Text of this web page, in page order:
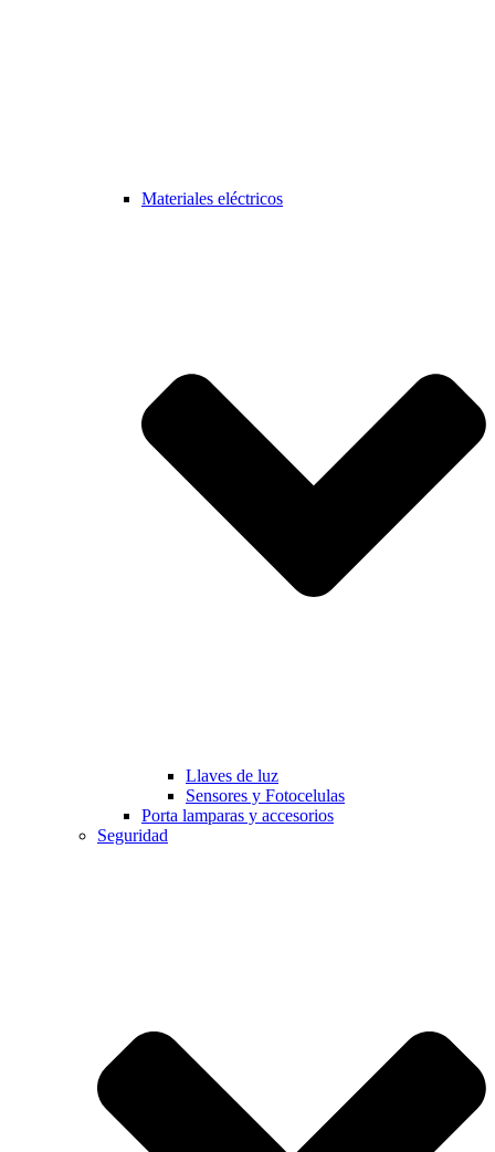
Materiales eléctricos
Llaves de luz
Sensores y Fotocelulas
Porta lamparas y accesorios
Seguridad